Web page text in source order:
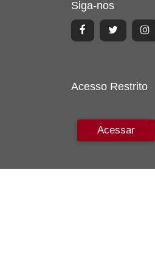
Siga-nos
Acesso Restrito
Acessar